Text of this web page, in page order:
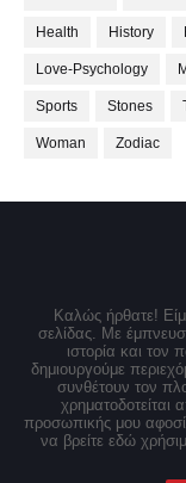
Health History
Love-Psychology
Sports Stones
Woman Zodiac
Καλώς ήρθατε!
σελίδας. Με
ιστορία και τον
δημιουργούμε
συνθέτουν τον
χρηματοδοτείται
προσωπικής μου
να βρείτε εδώ